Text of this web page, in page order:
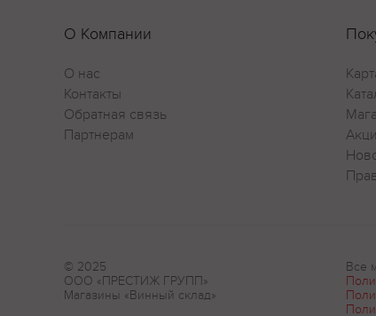
О Компании
О нас
Контакты
Обратная связь
Партнерам
© 2025
ООО «ПРЕСТИЖ ГРУПП»
Магазины «Винный склад»
Все